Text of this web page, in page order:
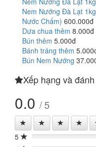
Nem Nướng Đà Lạt
Nước Chấm) 600.000đ
Dưa chua thêm 8.000đ
Bún thêm 5.000đ
Bánh tráng thêm
Bún Nem Nướng
Xếp hạng và
0.0 / 5
5 0%